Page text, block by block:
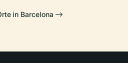
in Barcelona